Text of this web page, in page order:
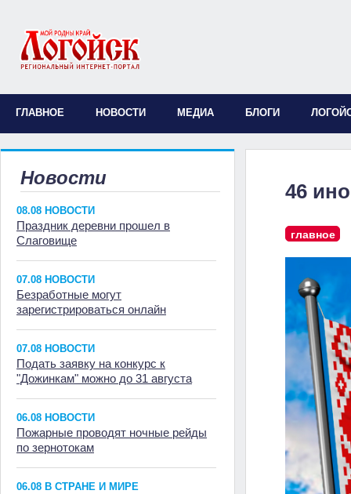
ГЛАВНОЕ НОВОСТИ МЕДИА БЛОГИ
Новости
08.08 НОВОСТИ
Праздник деревни прошел в
Слаговище
07.08 НОВОСТИ
Безработные могут
зарегистрироваться онлайн
07.08 НОВОСТИ
Подать заявку на конкурс к
"Дожинкам" можно до 31 августа
06.08 НОВОСТИ
Пожарные проводят ночные рейды
по зернотокам
06.08 В СТРАНЕ И МИРЕ
46
главное